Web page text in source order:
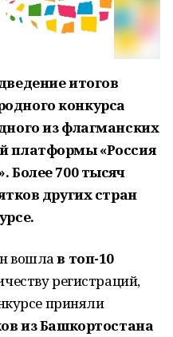
итогов
конкурса
из флагманских
платформы «Россия
Более 700 тысяч
других стран
вошлав топ-10
регистраций,
приняли
из Башкортостана